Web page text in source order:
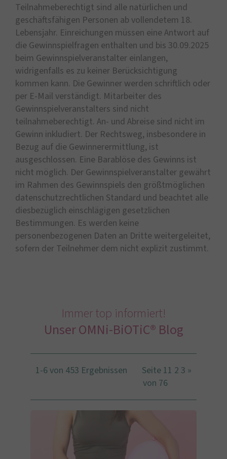
Teilnahmeberechtigt sind alle natürlichen und
geschäftsfähigen Personen ab vollendetem 18.
Lebensjahr. Einreichungen müssen eine Antwort auf
die Gewinnspielfragen enthalten und bis 30.09.2025
beim Gewinnspielveranstalter einlangen,
widrigenfalls es zu keiner Berücksichtigung
kommen kann. Die Gewinner werden schriftlich oder
per E-Mail verständigt. Mitarbeiter des
Gewinnspielveranstalters sind nicht
teilnahmeberechtigt. An- und Abreise sind nicht im
Gewinn inkludiert. Der Rechtsweg, insbesondere in
Bezug auf die Gewinnerermittlung, ist
ausgeschlossen. Eine Barablöse des Gewinns ist
nicht möglich. Der Gewinnspielveranstalter gewährt
im Rahmen des Gewinnspiels den größtmöglichen
datenschutzrechtlichen Standard und beachtet alle
diesbezüglich einschlägigen gesetzlichen
Bestimmungen. Es werden keine
personenbezogenen Daten an Dritte weitergeleitet,
sofern der Teilnehmer dem nicht explizit zustimmt.
Immer top informiert!
Unser OMNi-BiOTiC® Blog
1-6 von 453 Ergebnissen
Seite 1
von 76
1 2 3 »